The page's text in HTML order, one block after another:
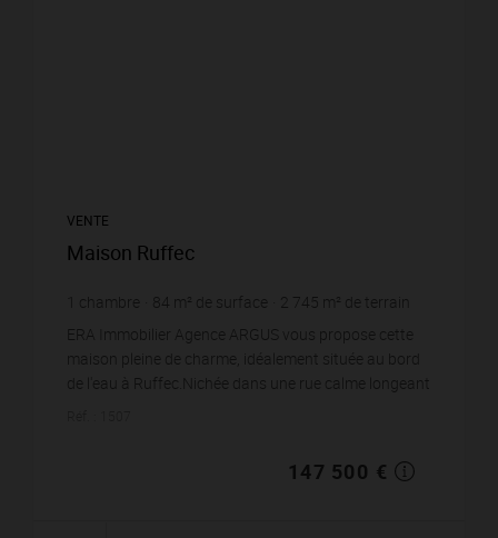
VENTE
Maison Ruffec
chambre 84 m² de surface 2 745 m² de terrain
1 755,95 €
prix / m²
ERA Immobilier Agence ARGUS vous propose cette
maison pleine de charme, idéalement située au bord
de l'eau à Ruffec.Nichée dans une rue calme longeant
147 500 €